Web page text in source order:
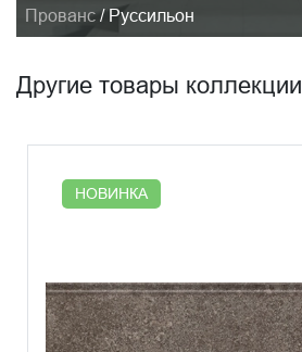
Прованс / Руссильон
Другие товары коллекции
НОВИНКА